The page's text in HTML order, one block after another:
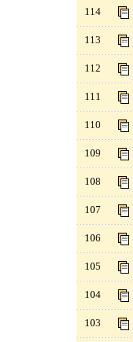
114
113
112
111
110
109
108
107
106
105
104
103